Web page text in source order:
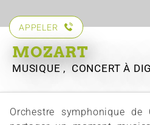
APPELER
MOZART
MUSIQUE , CONCERTÀ
Orchestre symphonique